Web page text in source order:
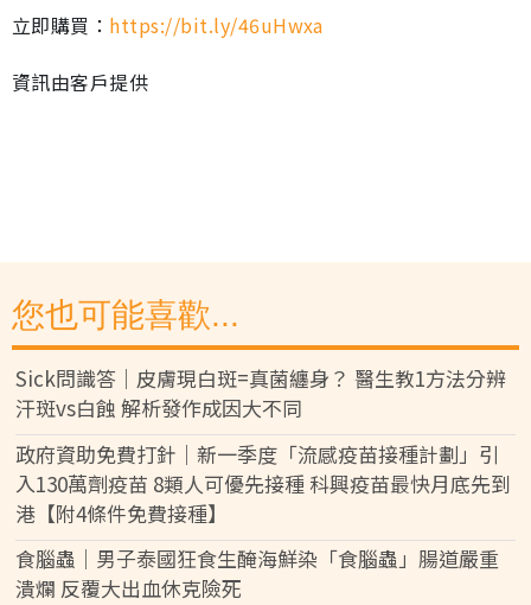
立即購買： https://bit.ly/46uHwxa
資訊由客戶提供
您也可能喜歡...
Sick問識答｜皮膚現白斑=真菌纏身？ 醫生教1方法分辨
汗斑vs白蝕 解析發作成因大不同
政府資助免費打針｜新一季度「流感疫苗接種計劃」引
入130萬劑疫苗 8類人可優先接種 科興疫苗最快月底先到
港【附4條件免費接種】
食腦蟲｜男子泰國狂食生醃海鮮染「食腦蟲」腸道嚴重
潰爛 反覆大出血休克險死